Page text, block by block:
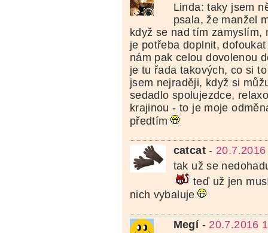
Linda: taky jsem
psala, že manžel
když se nad tím zamyslím,
je potřeba doplnit,
nám pak celou dovolenou
je tu řada takových, co si
jsem nejraději, když si
sedadlo spolujezdce,
krajinou - to je moje
předtím
catcat-
tak už se
teď už jen
nich vybaluje
Megí- 20.7.2016